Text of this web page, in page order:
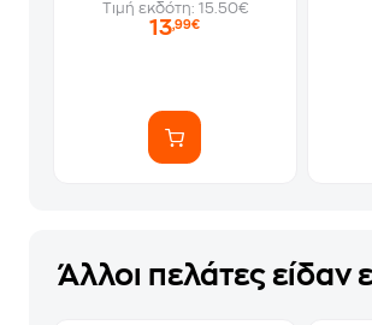
Τιμή εκδότη: 15.50€
13,99€
Άλλοι πελάτες είδαν